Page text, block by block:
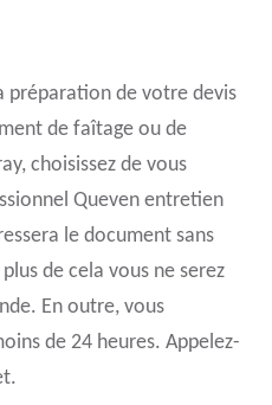
préparation de votre devis
de faîtage ou de
choisissez de vous
Queven entretien
le document sans
de cela vous ne serez
En outre, vous
de 24 heures. Appelez-